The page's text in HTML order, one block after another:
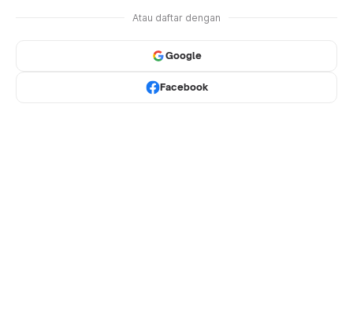
Atau daftar dengan
Google
Facebook